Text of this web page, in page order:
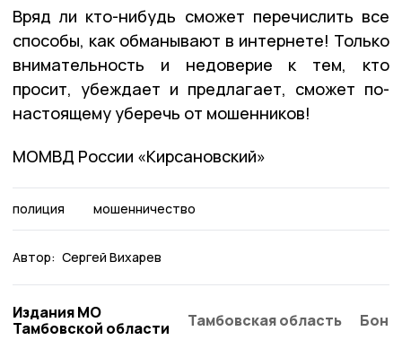
Вряд ли кто-нибудь сможет перечислить все
способы, как обманывают в интернете! Только
внимательность и недоверие к тем, кто
просит, убеждает и предлагает, сможет по-
настоящему уберечь от мошенников!
МОМВД России «Кирсановский»
полиция мошенничество
Автор: Сергей Вихарев
Издания МО
Тамбовской области
Тамбовская область